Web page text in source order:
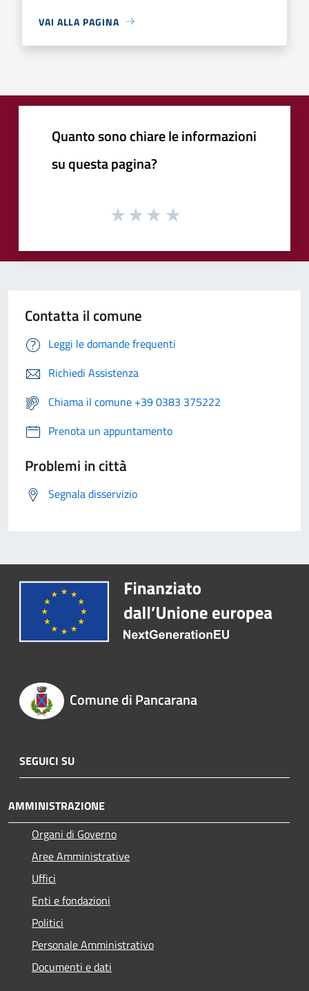
VAI ALLA PAGINA
Quanto sono chiare le informazioni
su questa pagina?
Contatta il comune
Leggi le domande frequenti
Richiedi Assistenza
Chiama il comune +39 0383 375222
Prenota un appuntamento
Problemi in città
Segnala disservizio
Comune di Pancarana
SEGUICI SU
AMMINISTRAZIONE
Organi di Governo
Aree Amministrative
Uffici
Enti e fondazioni
Politici
Personale Amministrativo
Documenti e dati